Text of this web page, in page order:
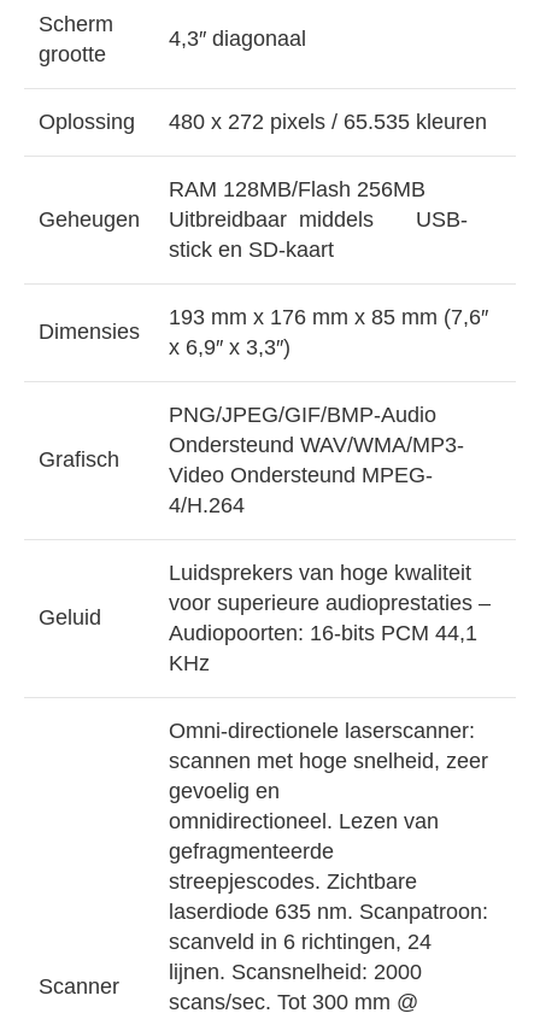
Scherm
grootte
4,3″ diagonaal
Oplossing 480 x 272 pixels / 65.535 kleuren
Geheugen
RAM 128MB/Flash 256MB
Uitbreidbaar middels USB-
stick en SD-kaart
Dimensies
193 mm x 176 mm x 85 mm (7,6″
x 6,9″ x 3,3″)
Grafisch
PNG/JPEG/GIF/BMP-Audio
Ondersteund WAV/WMA/MP3-
Video Ondersteund MPEG-
4/H.264
Geluid
Luidsprekers van hoge kwaliteit
voor superieure audioprestaties –
Audiopoorten: 16-bits PCM 44,1
KHz
Scanner
Omni-directionele laserscanner:
scannen met hoge snelheid, zeer
gevoelig en
omnidirectioneel. Lezen van
gefragmenteerde
streepjescodes. Zichtbare
laserdiode 635 nm. Scanpatroon:
scanveld in 6 richtingen, 24
lijnen. Scansnelheid: 2000
scans/sec. Tot 300 mm @